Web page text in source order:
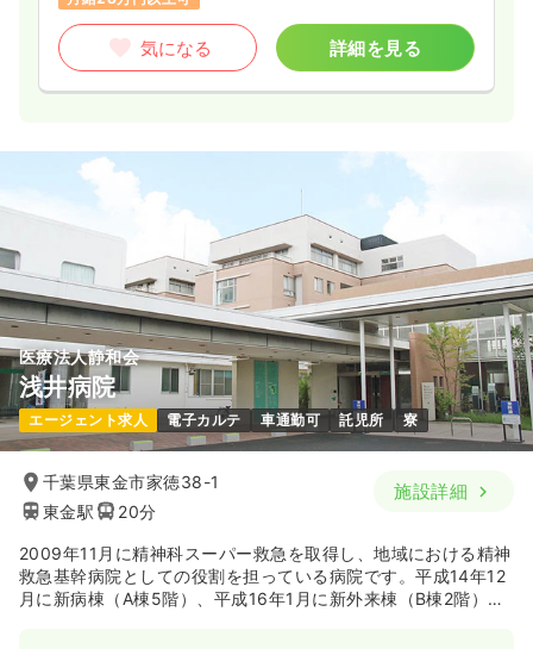
気になる 詳細を見る
医療法人静和会
浅井病院
エージェント求人 電子カルテ 車通勤可 託児所 寮
千葉県東金市家徳38-1
東金駅
20分
施設詳細
2009年11月に精神科スーパー救急を取得し、地域における精神
救急基幹病院としての役割を担っている病院です。平成14年12
月に新病棟（A棟5階）、平成16年1月に新外来棟（B棟2階）が